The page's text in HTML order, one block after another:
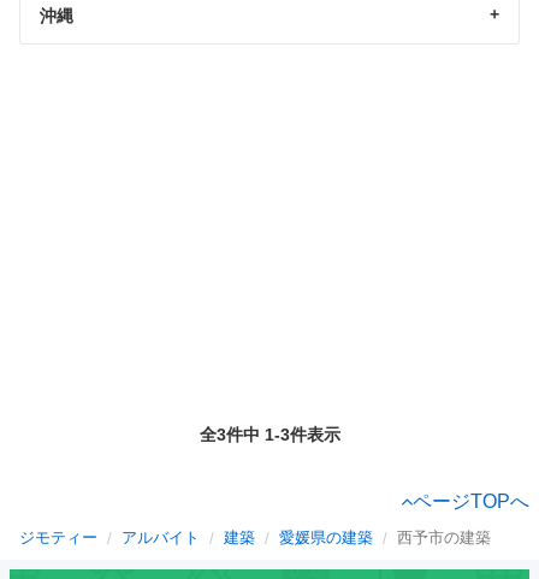
沖縄
全3件中 1-3件表示
ページTOPへ
ジモティー アルバイト 建築 愛媛県の建築 西予市の建築